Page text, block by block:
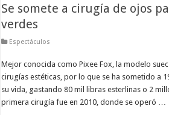
Se somete a cirugía de ojos
verdes
Espectáculos
Mejor conocida como Pixee Fox, la modelo
cirugías estéticas, por lo que se ha sometido a
su vida, gastando 80 mil libras esterlinas o 2
primera cirugía fue en 2010, donde se operó …